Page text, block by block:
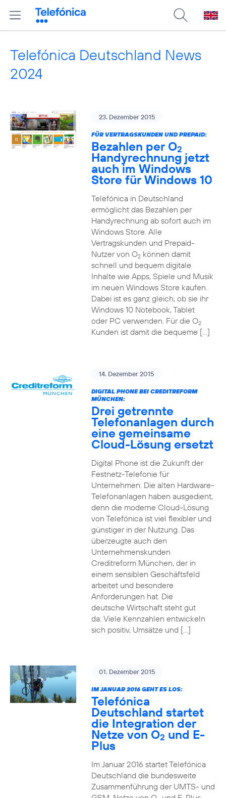
Telefónica Deutschland News
2024
23. Dezember 2015
FÜR VERTRAGSKUNDEN UND PREPAID:
Bezahlen per O2
Handyrechnung jetzt
auch im Windows
Store für Windows 10
Telefónica in Deutschland
ermöglicht das Bezahlen per
Handyrechnung ab sofort auch im
Windows Store. Alle
Vertragskunden und Prepaid-
Nutzer von O2können damit
schnell und bequem digitale
Inhalte wie Apps, Spiele und Musik
im neuen Windows Store kaufen.
Dabei ist es ganz gleich, ob sie ihr
Windows 10 Notebook, Tablet
oder PC verwenden. Für die O2
Kunden ist damit die bequeme […]
14. Dezember 2015
DIGITAL PHONE BEI CREDITREFORM
MÜNCHEN:
Drei getrennte
Telefonanlagen durch
eine gemeinsame
Cloud-Lösung ersetzt
Digital Phone ist die Zukunft der
Festnetz-Telefonie für
Unternehmen. Die alten Hardware-
Telefonanlagen haben ausgedient,
denn die moderne Cloud-Lösung
von Telefónica ist viel flexibler und
günstiger in der Nutzung. Das
überzeugte auch den
Unternehmenskunden
Creditreform München, der in
einem sensiblen Geschäftsfeld
arbeitet und besondere
Anforderungen hat. Die
deutsche Wirtschaft steht gut
da: Viele Kennzahlen entwickeln
sich positiv, Umsätze und […]
01. Dezember 2015
IM JANUAR 2016 GEHT ES LOS:
Telefónica
Deutschland startet
die Integration der
Netze von O2 und E-
Plus
Im Januar 2016 startet Telefónica
Deutschland die bundesweite
Zusammenführung der UMTS- und